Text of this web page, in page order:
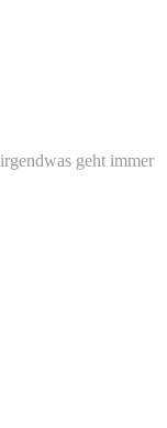
geht immer